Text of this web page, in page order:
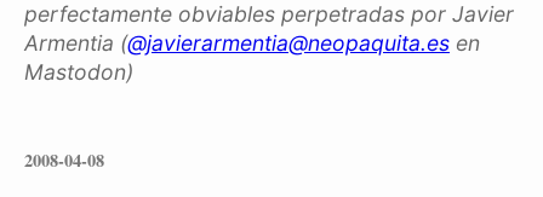
perfectamente obviables perpetradas por Javier
Armentia (@javierarmentia@neopaquita.es en
Mastodon)
2008-04-08